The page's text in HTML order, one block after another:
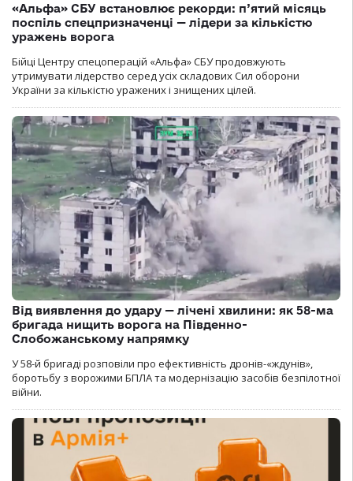
«Альфа» СБУ встановлює рекорди: п’ятий місяць
поспіль спецпризначенці — лідери за кількістю
уражень ворога
Бійці Центру спецоперацій «Альфа» СБУ продовжують
утримувати лідерство серед усіх складових Сил оборони
України за кількістю уражених і знищених цілей.
Від виявлення до удару — лічені хвилини: як 58-ма
бригада нищить ворога на Південно-
Слобожанському напрямку
У 58-й бригаді розповіли про ефективність дронів-«ждунів»,
боротьбу з ворожими БПЛА та модернізацію засобів безпілотної
війни.